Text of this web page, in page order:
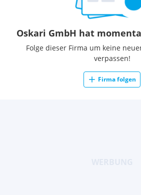
Oskari GmbH hat
Folge dieser Firma um keine
verpassen!
Firma folgen